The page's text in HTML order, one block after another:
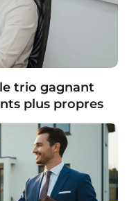
trio gagnant
plus propres